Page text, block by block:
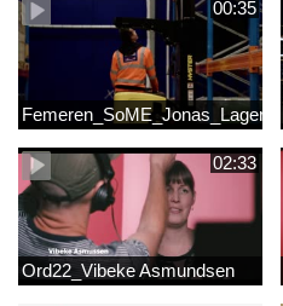
00:35
Femeren_SoME_Jonas_Lager
02:33
Ord22_Vibeke Asmundsen